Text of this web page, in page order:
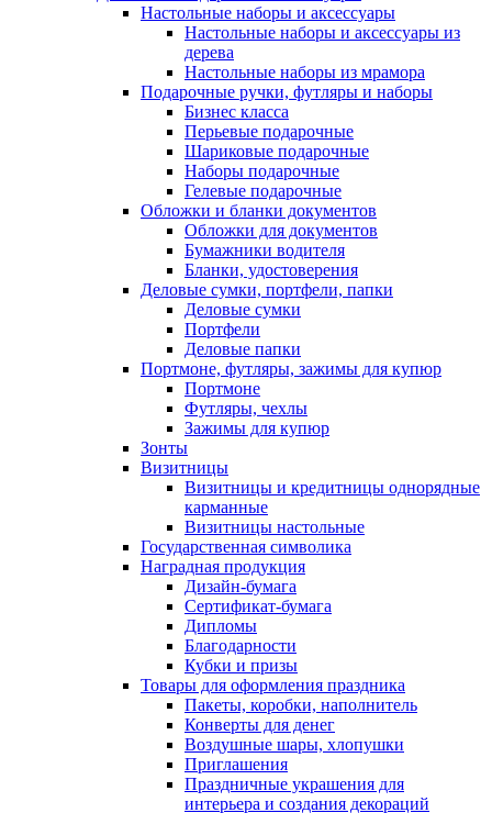
Настольные наборы и аксессуары
Настольные наборы и аксессуары из
дерева
Настольные наборы из мрамора
Подарочные ручки, футляры и наборы
Бизнес класса
Перьевые подарочные
Шариковые подарочные
Наборы подарочные
Гелевые подарочные
Обложки и бланки документов
Обложки для документов
Бумажники водителя
Бланки, удостоверения
Деловые сумки, портфели, папки
Деловые сумки
Портфели
Деловые папки
Портмоне, футляры, зажимы для купюр
Портмоне
Футляры, чехлы
Зажимы для купюр
Зонты
Визитницы
Визитницы и кредитницы однорядные
карманные
Визитницы настольные
Государственная символика
Наградная продукция
Дизайн-бумага
Сертификат-бумага
Дипломы
Благодарности
Кубки и призы
Товары для оформления праздника
Пакеты, коробки, наполнитель
Конверты для денег
Воздушные шары, хлопушки
Приглашения
Праздничные украшения для
интерьера и создания декораций